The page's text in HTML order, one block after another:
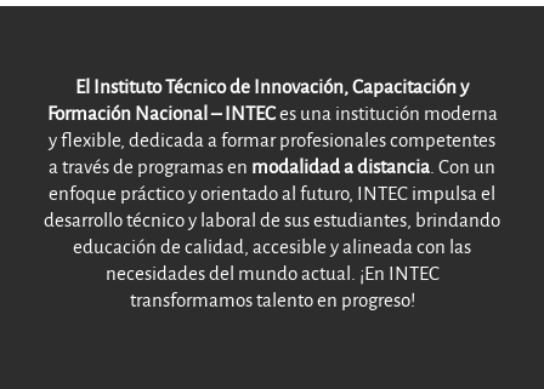
El Instituto Técnico de Innovación, Capacitación y
Formación Nacional – INTECes una institución moderna
y flexible, dedicada a formar profesionales competentes
a través de programas en modalidad a distancia. Con un
enfoque práctico y orientado al futuro, INTEC impulsa el
desarrollo técnico y laboral de sus estudiantes, brindando
educación de calidad, accesible y alineada con las
necesidades del mundo actual. ¡En INTEC
transformamos talento en progreso!